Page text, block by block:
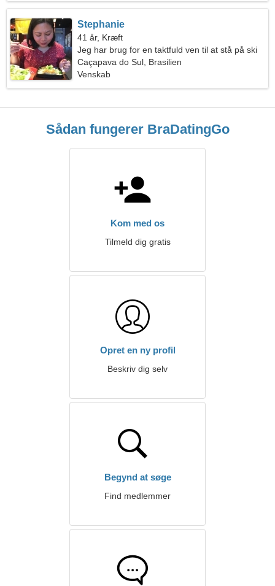
Stephanie
41 år, Kræft
Jeg har brug for en taktfuld ven til at stå på ski
sammen
Caçapava do Sul, Brasilien
Venskab
Sådan fungerer BraDatingGo
Kom med os
Tilmeld dig gratis
Opret en ny profil
Beskriv dig selv
Begynd at søge
Find medlemmer